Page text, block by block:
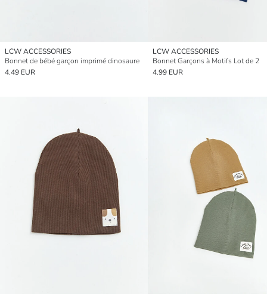
LCW ACCESSORIES
Bonnet de bébé garçon imprimé dinosaure
4.49 EUR
LCW ACCESSORIES
Bonnet Garçons à Motifs Lot de 2
4.99 EUR